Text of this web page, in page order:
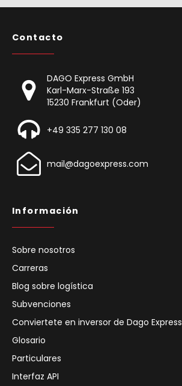
Contacto
DAGO Express GmbH
Karl-Marx-Straße 193
15230 Frankfurt (Oder)
+49 335 277 130 08
mail@dagoexpress.com
Información
Sobre nosotros
Carreras
Blog sobre logística
Subvenciones
Conviertete en inversor de Dago Express
Glosario
Particulares
Interfaz API